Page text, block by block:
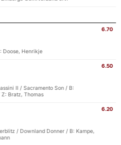
6.70
Doose, Henrikje
6.50
II / Sacramento Son / B:
Bratz, Thomas
6.20
/ Downland Donner / B: Kampe,